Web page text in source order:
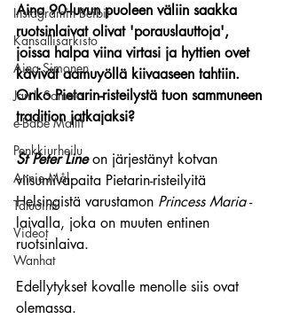
Instagramin Beibit
Kansallisarkisto
Aina Simonen
Jan I. Somela
e-Babe Mallit
Penkkiurheilu
Annie Mål
Tatuointi
Videot
Wanhat
Aina 90-luvun puoleen väliin saakka
ruotsinlaivat olivat 'porauslauttoja',
joissa halpa viina virtasi ja hyttien ovet
kävivät aamuyöllä kiivaaseen tahtiin.
Onko Pietarin-risteilystä tuon sammuneen
tradition jatkajaksi?
St Peter Line on järjestänyt kotvan
viisumivapaita Pietarin-risteilyitä
Helsingistä varustamon Princess Maria -
laivalla, joka on muuten entinen
ruotsinlaiva.
Edellytykset kovalle menolle siis ovat
olemassa.